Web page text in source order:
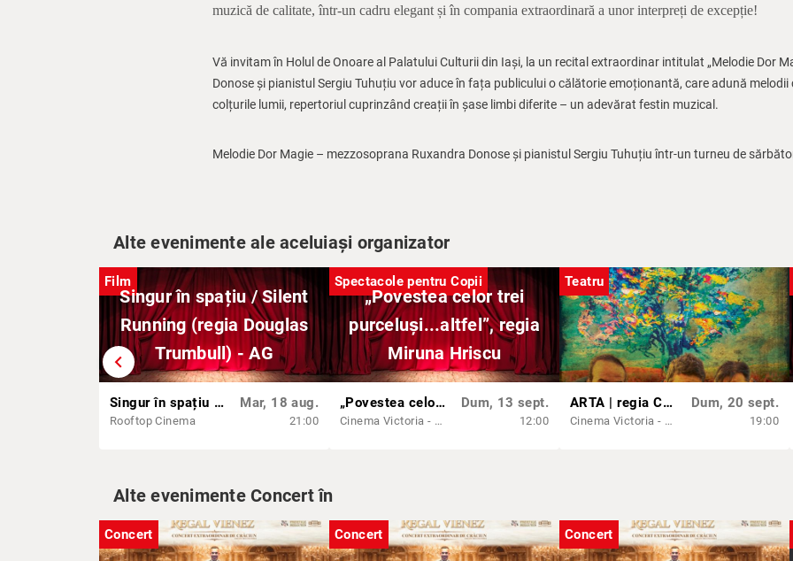
muzică de calitate, într-un cadru elegant și în compania extraordinară a unor interpreți de excepție!
Vă invitam în Holul de Onoare al Palatului Culturii din Iași, la un recital extraordinar intitulat „Melodie Dor
Donose și pianistul Sergiu Tuhuțiu vor aduce în fața publicului o călătorie emoționantă, care adună
colțurile lumii, repertoriul cuprinzând creații în șase limbi diferite – un adevărat festin muzical.
Melodie Dor Magie – mezzosoprana Ruxandra Donose și pianistul Sergiu Tuhuțiu într-un turneu de
Alte evenimente ale aceluiași organizator
chevron_left
Film
Singur în spațiu / Silent
Running (regia Douglas
Trumbull) - AG
Singur în spațiu / Silent Running (regia Douglas Trumbull) - AG
Rooftop Cinema
Mar, 18 aug.
21:00
Spectacole pentru Copii
„Povestea celor trei
purceluși...altfel”, regia
Miruna Hriscu
„Povestea celor trei purceluși...altfel”, regia Miruna Hriscu
Cinema Victoria - Sala Unirii
Dum, 13 sept.
12:00
Teatru
ARTA | regia Cristi Juncu
Cinema Victoria - Sala Unirii
Dum, 20 sept.
19:00
Alte evenimente Concert în
Concert Concert Concert